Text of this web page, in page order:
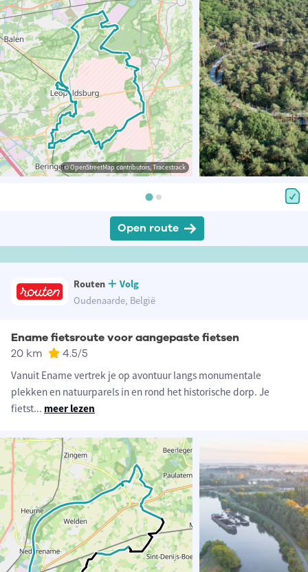
© OpenStreetMap contributors, Tracestrack
Open route
Routen
Volg
Oudenaarde, België
Ename fietsroute voor aangepaste fietsen
20 km 4.5/5
Vanuit Ename vertrek je op avontuur langs monumentale
plekken en natuurparels in en rond het historische dorp. Je
fietst... meer lezen